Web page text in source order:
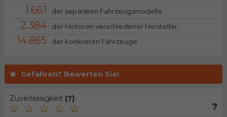
Gefahren? Bewerten Sie!
Zuverlässigkeit (?):
?
1.661 der separaten Fahrzeugsmodelle
2.384 der Motoren verschiedener Hersteller
14.865 der konkreten Fahrzeuge